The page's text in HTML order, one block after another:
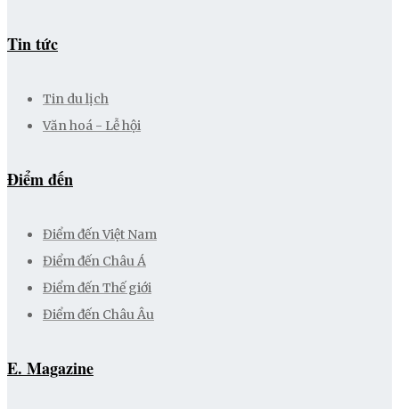
Tin tức
Tin du lịch
Văn hoá - Lễ hội
Điểm đến
Điểm đến Việt Nam
Điểm đến Châu Á
Điểm đến Thế giới
Điểm đến Châu Âu
E. Magazine